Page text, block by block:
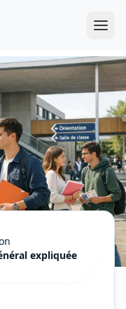
expliquée